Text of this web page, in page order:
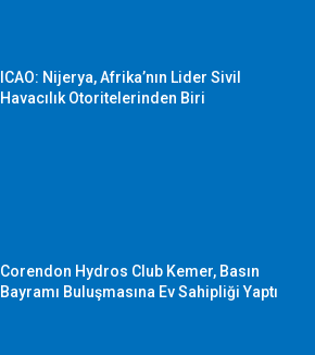
ICAO: Nijerya, Afrika’nın Lider Sivil
Havacılık Otoritelerinden Biri
Corendon Hydros Club Kemer, Basın
Bayramı Buluşmasına Ev Sahipliği Yaptı